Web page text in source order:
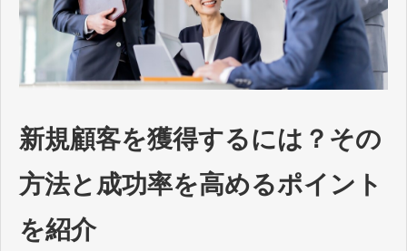
新規顧客を獲得するには？その
方法と成功率を高めるポイント
を紹介